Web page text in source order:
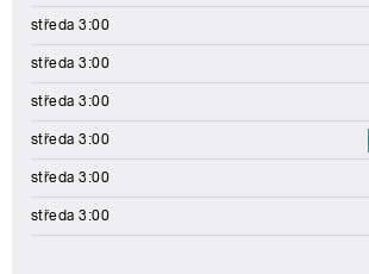
středa 3:00
středa 3:00
středa 3:00
středa 3:00
středa 3:00
středa 3:00